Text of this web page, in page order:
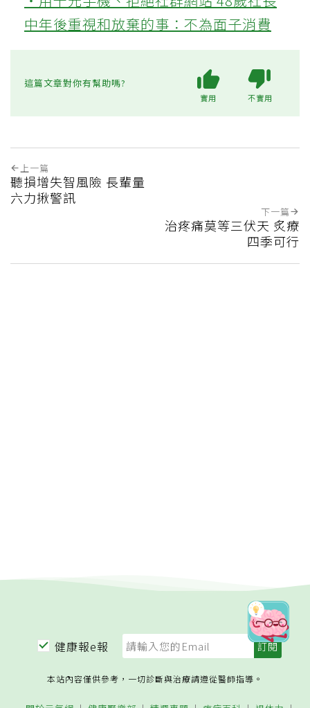
中年後重視和放棄的事：不為面子消費
這篇文章對你有幫助嗎?
實用 不實用
上一篇
聽損增失智風險 長輩量
六力揪警訊
下一篇
治疼痛莫等三伏天 炙療
四季可行
健康報e報
本站內容僅供參考，一切診斷與治療請遵從醫師指導。